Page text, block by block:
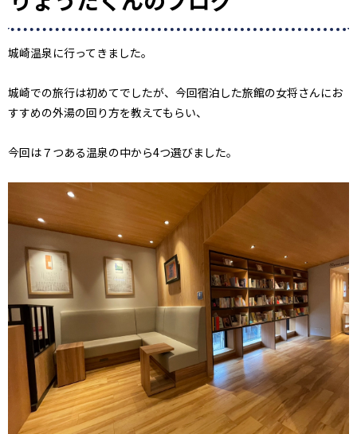
城崎温泉に行ってきました。
城崎での旅行は初めてでしたが、今回宿泊した旅館の女将さんにお
すすめの外湯の回り方を教えてもらい、
今回は７つある温泉の中から4つ選びました。